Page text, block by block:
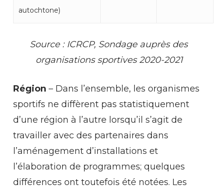
autochtone)
Source : ICRCP, Sondage auprès des
organisations sportives 2020-2021
Région – Dans l’ensemble, les organismes
sportifs ne diffèrent pas statistiquement
d’une région à l’autre lorsqu’il s’agit de
travailler avec des partenaires dans
l’aménagement d’installations et
l’élaboration de programmes; quelques
différences ont toutefois été notées. Les